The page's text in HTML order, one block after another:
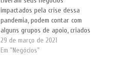
impactados pela crise dessa
pandemia, podem contar com
alguns grupos de apoio, criados
exclusivamente para auxiliá-las
nesse momento difícil. São
29 de março de 2021
Em "Negócios"